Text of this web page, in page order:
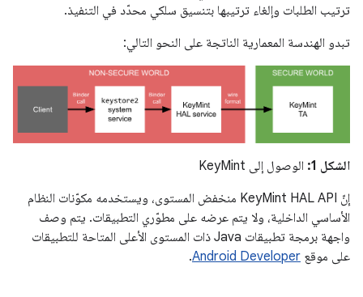
ترتيب الطلبات وإلغاء ترتيبها بتنسيق سلكي محدّد في التنفيذ.
تبدو الهندسة المعمارية الناتجة على النحو التالي:
الشكل 1:
الوصول إلى KeyMint
إنّ KeyMint HAL API منخفض المستوى، ويستخدمه مكوّنات النظام
الأساسي الداخلية، ولا يتم عرضه على مطوّري التطبيقات. يتم وصف
واجهة برمجة تطبيقات Java ذات المستوى الأعلى المتاحة للتطبيقات
على موقع Android Developer
.